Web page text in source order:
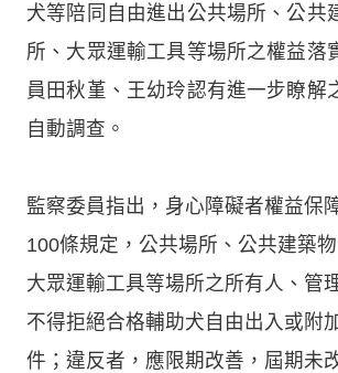
犬等陪同自由進出公共場所、公共
所、大眾運輸工具等場所之權益落
員田秋堇、王幼玲認有進一步瞭解
自動調查。
監察委員指出，身心障礙者權益保
100條規定，公共場所、公共建築物
大眾運輸工具等場所之所有人、管
不得拒絕合格輔助犬自由出入或附
件；違反者，應限期改善，屆期未